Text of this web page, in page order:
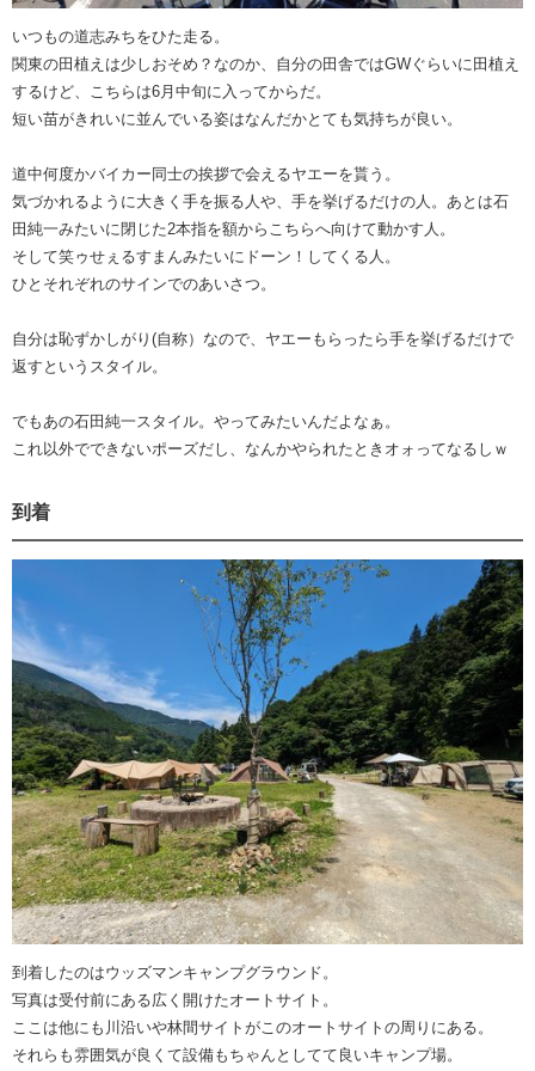
いつもの道志みちをひた走る。
関東の田植えは少しおそめ？なのか、自分の田舎ではGWぐらいに田植え
するけど、こちらは6月中旬に入ってからだ。
短い苗がきれいに並んでいる姿はなんだかとても気持ちが良い。
道中何度かバイカー同士の挨拶で会えるヤエーを貰う。
気づかれるように大きく手を振る人や、手を挙げるだけの人。あとは石
田純一みたいに閉じた2本指を額からこちらへ向けて動かす人。
そして笑ゥせぇるすまんみたいにドーン！してくる人。
ひとそれぞれのサインでのあいさつ。
自分は恥ずかしがり(自称）なので、ヤエーもらったら手を挙げるだけで
返すというスタイル。
でもあの石田純一スタイル。やってみたいんだよなぁ。
これ以外でできないポーズだし、なんかやられたときオォってなるしｗ
到着
到着したのはウッズマンキャンプグラウンド。
写真は受付前にある広く開けたオートサイト。
ここは他にも川沿いや林間サイトがこのオートサイトの周りにある。
それらも雰囲気が良くて設備もちゃんとしてて良いキャンプ場。